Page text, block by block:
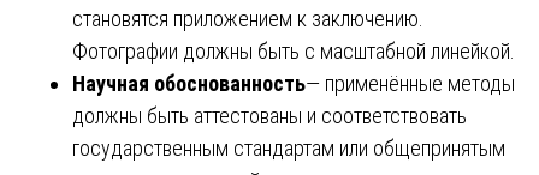
становятся приложением к заключению.
Фотографии должны быть с масштабной линейкой.
Научная обоснованность— применённые методы
должны быть аттестованы и соответствовать
государственным стандартам или общепринятым